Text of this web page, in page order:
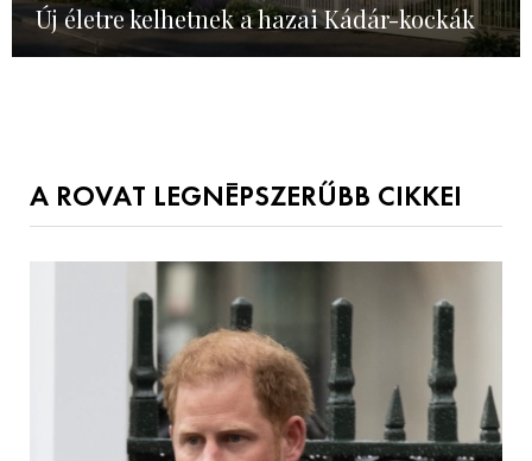
Új életre kelhetnek a hazai Kádár-kockák
A ROVAT LEGNÉPSZERŰBB CIKKEI